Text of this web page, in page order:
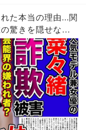
た本当の理由...関
驚きを隠せな
衝撃の現在...過去